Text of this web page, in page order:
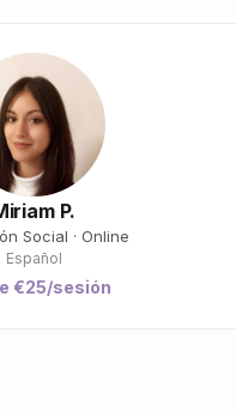
P.
Social · Online
Español
€25/sesión